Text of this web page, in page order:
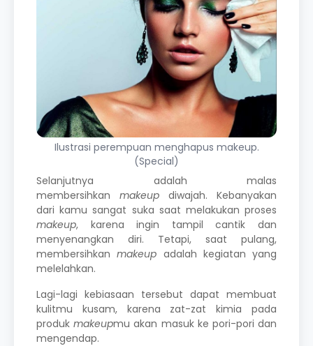
Ilustrasi perempuan menghapus makeup.
(Special)
Selanjutnya adalah malas
membersihkan makeup diwajah. Kebanyakan
dari kamu sangat suka saat melakukan proses
makeup, karena ingin tampil cantik dan
menyenangkan diri. Tetapi, saat pulang,
membersihkanmakeup adalah kegiatan yang
melelahkan.
Lagi-lagi kebiasaan tersebut dapat membuat
kulitmu kusam, karena zat-zat kimia pada
produkmakeupmu akan masuk ke pori-pori dan
mengendap.